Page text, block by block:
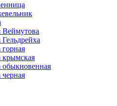
Веймутова
крымская
обыкновенная